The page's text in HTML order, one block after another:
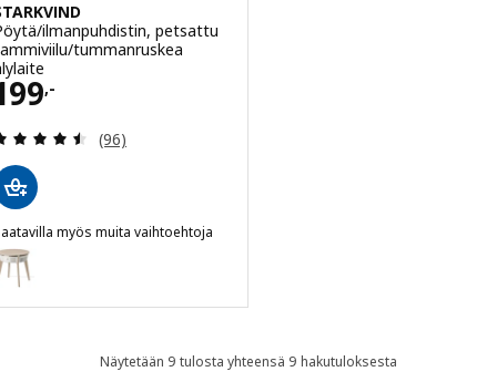
ilmanpuhdistin, petsattu
tummanruskea
,- 199,-
Arvio: 4.5 / 5 tähteä. Arvostelut yhteensä:
(96)
myös muita vaihtoehtoja
STARKVIND, Pöytä/ilmanpuhdistin, petsattu tammiviilu/
Näytetään 9 tulosta yhteensä 9 hakutuloksesta